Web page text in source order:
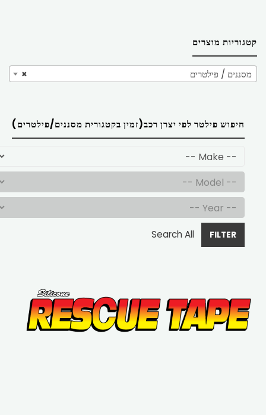
קטגוריות מוצרים
× מסננים / פילטרים
חיפוש פילטר לפי יצרן רכב(זמין בקטגורית מסננים/פילטרים)
FILTER
Search All